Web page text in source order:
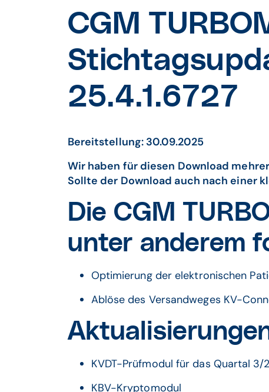
CGM
25.4.1.6727
Bereitstellung: 30.09.2025
Wir haben für diesen Download
Sollte der Download auch nach einer
Die CGM
unter anderem
Optimierung der elektronischen
Ablöse des Versandweges KV-
KVDT-Prüfmodul für das Quartal
KBV-Kryptomodul